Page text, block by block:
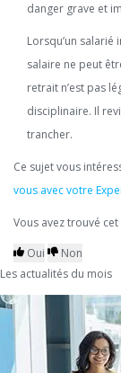
danger grave et
Lorsqu’un
salaire ne peut
retrait n’est pas
disciplinaire. Il
trancher.
Ce sujet vous
vous avec votre
Vous avez trouvé
Oui
Non
Les actualités du mois